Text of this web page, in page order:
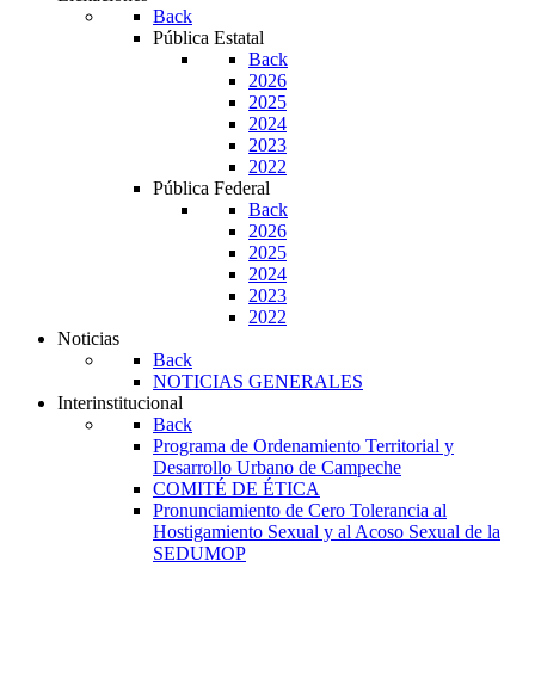
Back
Pública Estatal
Back
2026
2025
2024
2023
2022
Pública Federal
Back
2026
2025
2024
2023
2022
Noticias
Back
NOTICIAS GENERALES
Interinstitucional
Back
Programa de Ordenamiento Territorial y
Desarrollo Urbano de Campeche
COMITÉ DE ÉTICA
Pronunciamiento de Cero Tolerancia al
Hostigamiento Sexual y al Acoso Sexual de la
SEDUMOP